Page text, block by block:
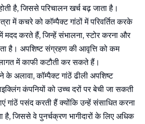
है, जिससे परिचालन खर्च बढ़ जाता है।
में कचरे को कॉम्पैक्ट गांठों में परिवर्तित करके
मदद करते हैं, जिन्हें संभालना, स्टोर करना और
है। अपशिष्ट संग्रहण की आवृत्ति को कम
में काफी कटौती कर सकते हैं।
के अलावा, कॉम्पैक्ट गांठें ढीली अपशिष्ट
कंपनियों को उच्च दरों पर बेची जा सकती
गांठें पसंद करती हैं क्योंकि उन्हें संसाधित करना
जिससे वे पुनर्चक्रण भागीदारों के लिए अधिक